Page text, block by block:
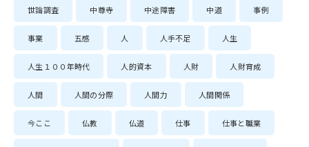
世論調査 中尊寺 中途障害 中道 事例
事業 五感 人 人手不足 人生
人生１００年時代 人的資本 人財 人財育成
人間 人間の分際 人間力 人間関係
今ここ 仏教 仏道 仕事 仕事と職業